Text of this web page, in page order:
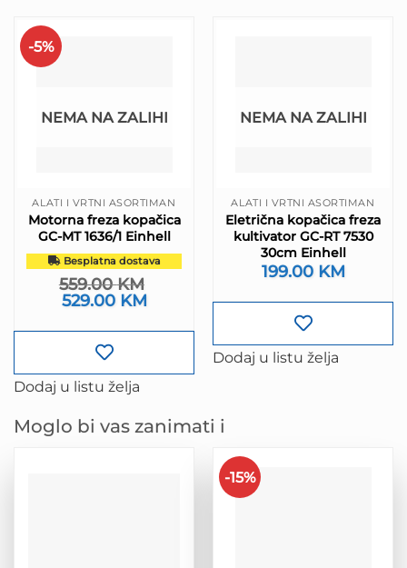
-5%
NEMA NA ZALIHI
ALATI I VRTNI ASORTIMAN
Motorna freza kopačica
GC-MT 1636/1 Einhell
Besplatna dostava
559.00KM
Izvorna
cijena
je:
559.00 KM.
529.00 KM
529.00 KM.
Dodaj u listu želja
NEMA NA ZALIHI
ALATI I VRTNI ASORTIMAN
Eletrična kopačica freza
kultivator GC-RT 7530
30cm Einhell
199.00 KM
Dodaj u listu želja
Moglo bi vas zanimati i
-15%